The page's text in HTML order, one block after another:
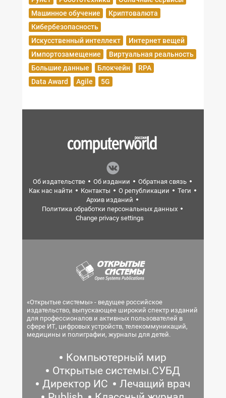
Машинное обучение
Криптовалюта
Кибербезопасность
Искусственный интеллект
Интернет вещей
Импортозамещение
Виртуальная реальность
Большие данные
Блокчейн
RPA
Data Award
Agile 5G
Об издательстве Об издании
Обратная связь
Как нас найти
Контакты О републикации
Теги
Архив изданий
Политика обработки персональных данных
Change privacy settings
«Открытые системы» - ведущее российское
издательство, выпускающее широкий спектр изданий
для профессионалов и активных пользователей в
сфере ИТ, цифровых устройств, телекоммуникаций,
медицины и полиграфии, журналы для детей.
Компьютерный мир
Открытые системы.СУБД
Директор ИС
Лечащий врач